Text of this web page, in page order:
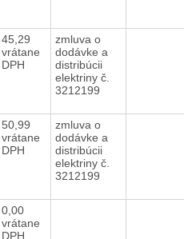
45,29
vrátane
DPH
zmluva o
dodávke a
distribúcii
elektriny č.
3212199
50,99
vrátane
DPH
zmluva o
dodávke a
distribúcii
elektriny č.
3212199
0,00
vrátane
DPH